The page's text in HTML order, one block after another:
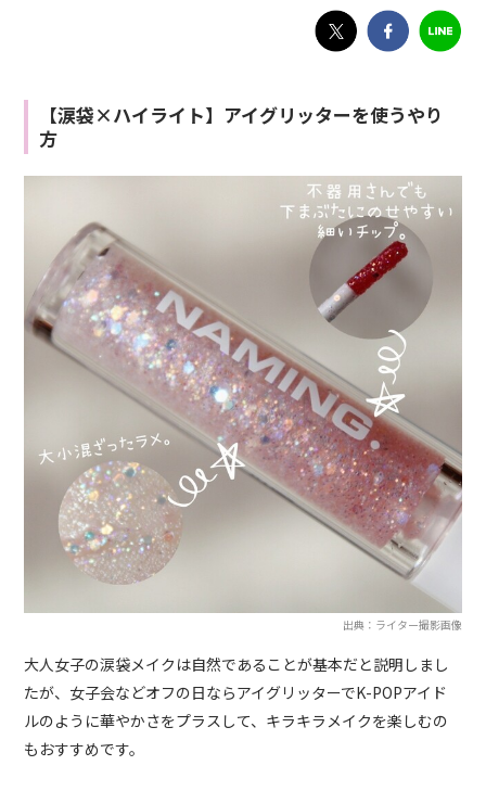
【涙袋×ハイライト】アイグリッターを使うやり
方
出典：ライター撮影画像
大人女子の涙袋メイクは自然であることが基本だと説明しまし
たが、女子会などオフの日ならアイグリッターでK-POPアイド
ルのように華やかさをプラスして、キラキラメイクを楽しむの
もおすすめです。